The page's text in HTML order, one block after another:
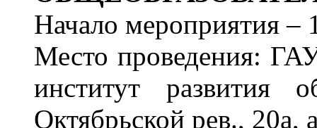
Начало мероприятия –
Место проведения:
институт развития
Октябрьской рев., 20а,